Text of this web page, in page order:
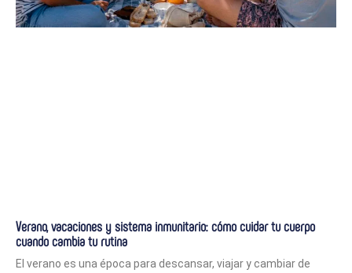
Verano, vacaciones y sistema inmunitario: cómo cuidar tu cuerpo
cuando cambia tu rutina
El verano es una época para descansar, viajar y cambiar de